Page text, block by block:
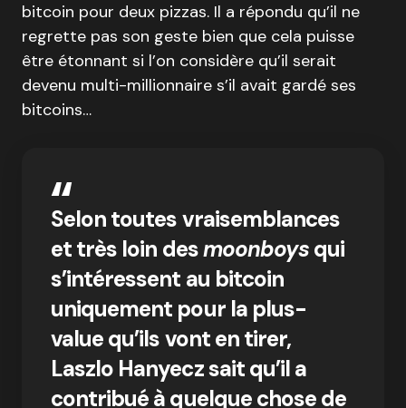
bitcoin pour deux pizzas. Il a répondu qu’il ne
regrette pas son geste bien que cela puisse
être étonnant si l’on considère qu’il serait
devenu multi-millionnaire s’il avait gardé ses
bitcoins…
Selon toutes vraisemblances
et très loin desmoonboysqui
s’intéressent au bitcoin
uniquement pour la plus-
value qu’ils vont en tirer,
Laszlo Hanyecz sait qu’il a
contribué à quelque chose de